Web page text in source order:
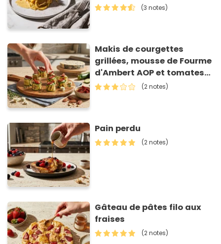
(3 notes)
Makis de courgettes
grillées, mousse de Fourme
d'Ambert AOP et tomates
séchées
(2 notes)
Pain perdu
(2 notes)
Gâteau de pâtes filo aux
fraises
(2 notes)